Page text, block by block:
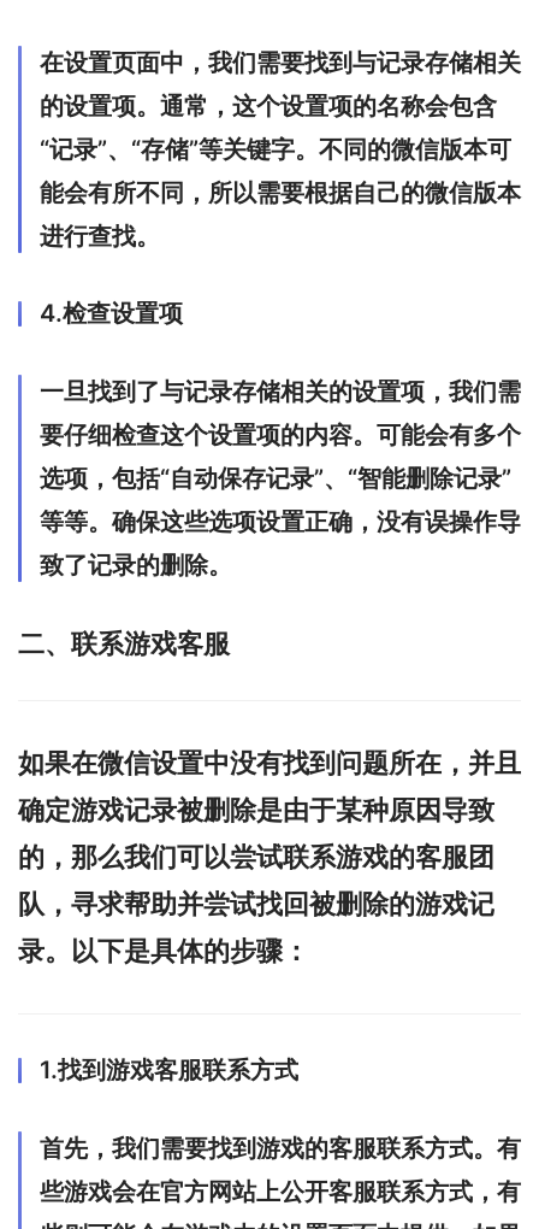
在设置页面中，我们需要找到与记录存储相关
的设置项。通常，这个设置项的名称会包含
“记录”、“存储”等关键字。不同的微信版本可
能会有所不同，所以需要根据自己的微信版本
进行查找。
4.检查设置项
一旦找到了与记录存储相关的设置项，我们需
要仔细检查这个设置项的内容。可能会有多个
选项，包括“自动保存记录”、“智能删除记录”
等等。确保这些选项设置正确，没有误操作导
致了记录的删除。
二、联系游戏客服
如果在微信设置中没有找到问题所在，并且
确定游戏记录被删除是由于某种原因导致
的，那么我们可以尝试联系游戏的客服团
队，寻求帮助并尝试找回被删除的游戏记
录。以下是具体的步骤：
1.找到游戏客服联系方式
首先，我们需要找到游戏的客服联系方式。有
些游戏会在官方网站上公开客服联系方式，有